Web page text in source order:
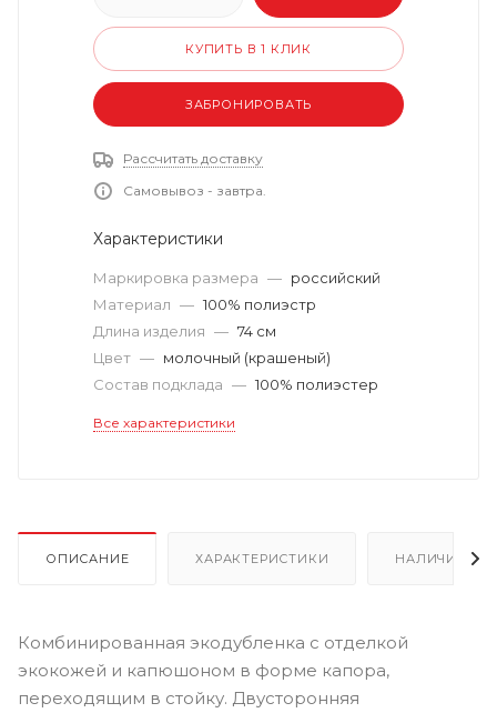
КУПИТЬ В 1 КЛИК
ЗАБРОНИРОВАТЬ
Рассчитать доставку
Самовывоз - завтра.
Характеристики
Маркировка размера — российский
Материал — 100% полиэстр
Длина изделия — 74 см
Цвет — молочный (крашеный)
Состав подклада — 100% полиэстер
Все характеристики
ОПИСАНИЕ ХАРАКТЕРИСТИКИ НАЛИЧИЕ
Комбинированная экодубленка с отделкой
экокожей и капюшоном в форме капора,
переходящим в стойку. Двусторонняя